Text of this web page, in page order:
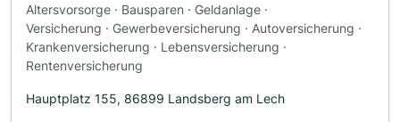
Altersvorsorge · Bausparen · Geldanlage ·
Versicherung · Gewerbeversicherung · Autoversicherung ·
Krankenversicherung · Lebensversicherung ·
Rentenversicherung
Hauptplatz 155, 86899 Landsberg am Lech